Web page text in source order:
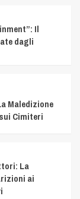
Il
dagli
Maledizione
Cimiteri
La
ai